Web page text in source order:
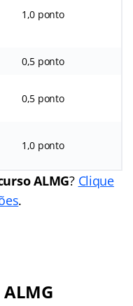
1,0 ponto
0,5 ponto
0,5 ponto
1,0 ponto
ALMG? Clique
.